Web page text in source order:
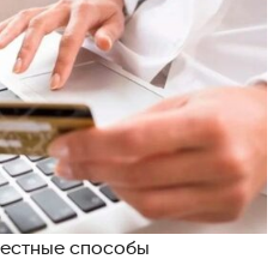
способы